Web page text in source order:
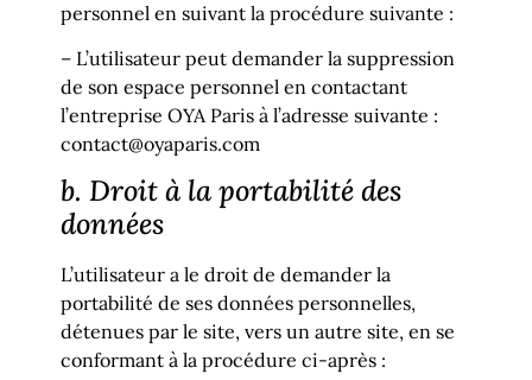
personnel en suivant la procédure suivante :
– L’utilisateur peut demander la suppression
de son espace personnel en contactant
l’entreprise OYA Paris à l’adresse suivante :
contact@oyaparis.com
b. Droit à la portabilité des
données
L’utilisateur a le droit de demander la
portabilité de ses données personnelles,
détenues par le site, vers un autre site, en se
conformant à la procédure ci-après :